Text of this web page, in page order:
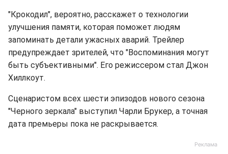
"Крокодил", вероятно, расскажет о технологии
улучшения памяти, которая поможет людям
запоминать детали ужасных аварий. Трейлер
предупреждает зрителей, что "Воспоминания могут
быть субъективными". Его режиссером стал Джон
Хиллкоут.
Сценаристом всех шести эпизодов нового сезона
"Черного зеркала" выступил Чарли Брукер, а точная
дата премьеры пока не раскрывается.